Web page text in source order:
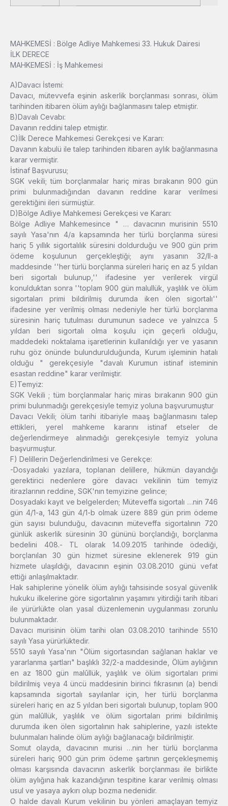
MAHKEMESİ : Bölge Adliye Mahkemesi 33. Hukuk Dairesi
İLK DERECE
MAHKEMESİ : İş Mahkemesi
A)Davacı İstemi:
Davacı, mütevvefa eşinin askerlik borçlanması sonrası, ölüm
tarihinden itibaren ölüm aylığı bağlanmasını talep etmiştir.
B)Davalı Cevabı:
Davanın reddini talep etmiştir.
C)İlk Derece Mahkemesi Gerekçesi ve Kararı:
Davanın kabulü ile talep tarihinden itibaren aylık bağlanmasına
karar vermiştir.
İstinaf Başvurusu;
SGK vekili; tüm borçlanmalar hariç miras bırakanın 900 gün
primi bulunmadığından davanın reddine karar verilmesi
gerektiğini ileri sürmüştür.
D)Bölge Adliye Mahkemesi Gerekçesi ve Kararı:
Bölge Adliye Mahkemesince " … davacının murisinin 5510
sayılı Yasa'nın 4/a kapsamında her türlü borçlanma süresi
hariç 5 yıllık sigortalılık süresini doldurduğu ve 900 gün prim
ödeme koşulunun gerçekleştiği; aynı yasanın 32/II-a
maddesinde ''her türlü borçlanma süreleri hariç en az 5 yıldan
beri sigortalı bulunup,'' ifadesine yer verilerek virgül
konulduktan sonra ''toplam 900 gün malullük, yaşlılık ve ölüm
sigortaları primi bildirilmiş durumda iken ölen sigortalı''
ifadesine yer verilmiş olması nedeniyle her türlü borçlanma
süresinin hariç tutulması durumunun sadece ve yalnızca 5
yıldan beri sigortalı olma koşulu için geçerli olduğu,
maddedeki noktalama işaretlerinin kullanıldığı yer ve yasanın
ruhu göz önünde bulundurulduğunda, Kurum işleminin hatalı
olduğu " gerekçesiyle "davalı Kurumun istinaf isteminin
esastan reddine" karar verilmiştir.
E)Temyiz:
SGK Vekili ; tüm borçlanmalar hariç miras bırakanın 900 gün
primi bulunmadığı gerekçesiyle temyiz yoluna başvurumuştur
Davacı Vekili; ölüm tarihi itibariyle maaş bağlanmasını talep
ettikleri, yerel mahkeme kararını istinaf etseler de
değerlendirmeye alınmadığı gerekçesiyle temyiz yoluna
başvurmuştur.
F) Delillerin Değerlendirilmesi ve Gerekçe:
-Dosyadaki yazılara, toplanan delillere, hükmün dayandığı
gerektirici nedenlere göre davacı vekilinin tüm temyiz
itirazlarının reddine, SGK'nın temyizine gelince;
Dosyadaki kayıt ve belgelerden; Müteveffa sigortalı …nin 746
gün 4/1-a, 143 gün 4/1-b olmak üzere 889 gün prim ödeme
gün sayısı bulunduğu, davacının müteveffa sigortalının 720
günlük askerlik süresinin 30 gününü borçlandığı, borçlanma
bedelini 408.- TL olarak 14.09.2015 tarihinde ödediği,
borçlanılan 30 gün hizmet süresine eklenerek 919 gün
hizmete ulaşıldığı, davacının eşinin 03.08.2010 günü vefat
ettiği anlaşılmaktadır.
Hak sahiplerine yönelik ölüm aylığı tahsisinde sosyal güvenlik
hukuku ilkelerine göre sigortalının yaşamını yitirdiği tarih itibari
ile yürürlükte olan yasal düzenlemenin uygulanması zorunlu
bulunmaktadır.
Davacı murisinin ölüm tarihi olan 03.08.2010 tarihinde 5510
sayılı Yasa yürürlüktedir.
5510 sayılı Yasa'nın "Ölüm sigortasından sağlanan haklar ve
yararlanma şartları" başlıklı 32/2-a maddesinde, Ölüm aylığının
en az 1800 gün malûllük, yaşlılık ve ölüm sigortaları primi
bildirilmiş veya 4 üncü maddesinin birinci fıkrasının (a) bendi
kapsamında sigortalı sayılanlar için, her türlü borçlanma
süreleri hariç en az 5 yıldan beri sigortalı bulunup, toplam 900
gün malûllük, yaşlılık ve ölüm sigortaları primi bildirilmiş
durumda iken ölen sigortalının hak sahiplerine, yazılı istekte
bulunmaları halinde ölüm aylığı bağlanacağı bildirilmiştir.
Somut olayda, davacının murisi …nin her türlü borçlanma
süreleri hariç 900 gün prim ödeme şartının gerçekleşmemiş
olması karşısında davacının askerlik borçlanması ile birlikte
ölüm aylığına hak kazandığının tespitine karar verilmiş olması
usul ve yasaya aykırı olup bozma nedenidir.
O halde davalı Kurum vekilinin bu yönleri amaçlayan temyiz